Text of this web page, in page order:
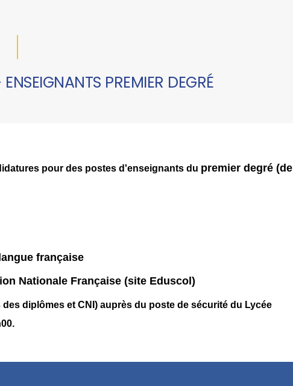
PREMIER DEGRÉ
pour des postes d'enseignants du premier degré (de
française
Nationale Française (site Eduscol)
diplômes et CNI) auprès du poste de sécurité du Lycée